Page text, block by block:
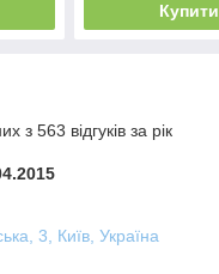
Купити
з 563 відгуків за рік
3, Київ, Україна